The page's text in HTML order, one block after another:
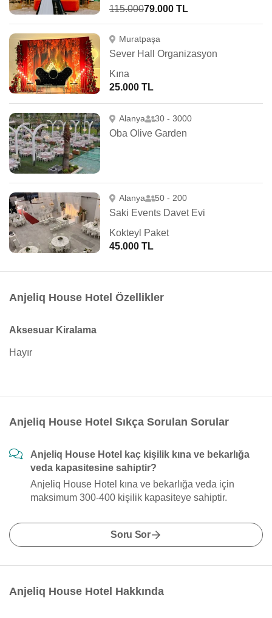
115.00079.000 TL
Muratpaşa
Sever Hall Organizasyon
Kına
25.000 TL
Alanya 30 - 3000
Oba Olive Garden
Alanya 50 - 200
Saki Events Davet Evi
Kokteyl Paket
45.000 TL
Anjeliq House Hotel Özellikler
Aksesuar Kiralama
Hayır
Anjeliq House Hotel Sıkça Sorulan Sorular
Anjeliq House Hotel kaç kişilik kına ve bekarlığa
veda kapasitesine sahiptir?
Anjeliq House Hotel kına ve bekarlığa veda için
maksimum 300-400 kişilik kapasiteye sahiptir.
Soru Sor
Anjeliq House Hotel Hakkında